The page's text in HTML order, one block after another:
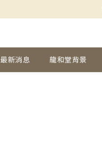
最新消息 龍和堂背景